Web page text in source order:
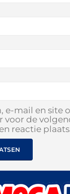
e-mail en site
voor de
reactie